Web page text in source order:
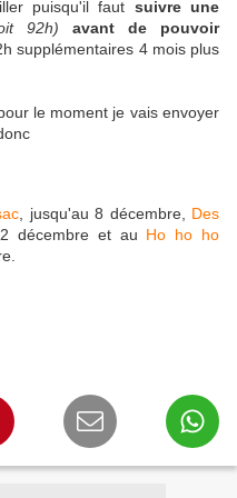
puisqu'il faut suivre une
92h)
avant de pouvoir
supplémentaires 4 mois plus
le moment je vais envoyer
, jusqu'au 8 décembre, Des
décembre et au Ho ho ho